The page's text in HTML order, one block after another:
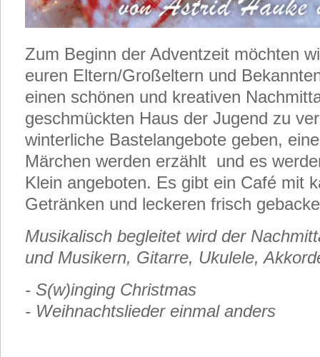
Zum Beginn der Adventzeit möchten
euren Eltern/Großeltern und
einen schönen und kreativen
geschmückten Haus der Jugend zu
winterliche Bastelangebote geben,
Märchen werden erzählt und es
Klein angeboten. Es gibt ein Café mit
Getränken und leckeren frisch
Musikalisch begleitet wird der
und Musikern, Gitarre, Ukulele,
- S(w)inging Christmas
- Weihnachtslieder einmal anders